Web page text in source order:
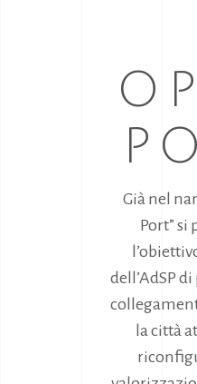
Già nel
Port” si
dell’AdSP
la città